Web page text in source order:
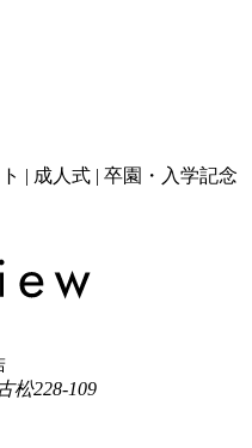
| 成人式 | 卒園・入学記念
松228-109